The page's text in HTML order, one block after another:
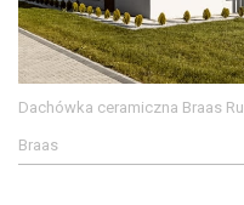
Dachówka ceramiczna Braas
Braas